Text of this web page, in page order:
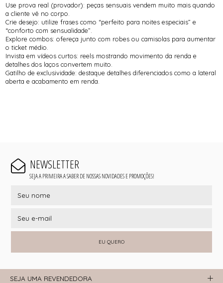
Use prova real (provador): peças sensuais vendem muito mais quando
a cliente vê no corpo.
Crie desejo: utilize frases como “perfeito para noites especiais” e
“conforto com sensualidade”.
Explore combos: ofereça junto com robes ou camisolas para aumentar
o ticket médio.
Invista em vídeos curtos: reels mostrando movimento da renda e
detalhes dos laços convertem muito.
Gatilho de exclusividade: destaque detalhes diferenciados como a lateral
aberta e acabamento em renda.
NEWSLETTER
SEJA A PRIMEIRA A SABER DE NOSSAS NOVIDADES E PROMOÇÕES!
EU QUERO
SEJA UMA REVENDEDORA